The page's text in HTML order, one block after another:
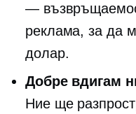
—
реклама, за да
долар.
Добре вдигам
Ние ще